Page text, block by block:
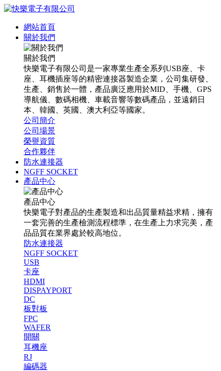
網站首頁
關於我們
關於我們
快樂電子有限公司是一家專業生產全系列USB座、卡
座、耳機插座等的精密連接器製造企業，公司集研發、
生產、銷售於一體，產品廣泛應用於MID、手機、GPS
導航儀、數碼相機、車載音響等數碼產品，並遠銷日
本、韓國、英國、澳大利亞等國家。
公司簡介
公司場景
榮譽資質
合作夥伴
防水連接器
NGFF SOCKET
產品中心
產品中心
快樂電子對產品的生產製造和出品質量精益求精，擁有
一套完善的生產檢測流程標準，在生產上力求完美，產
品品質在業界處於較高地位。
防水連接器
NGFF SOCKET
USB
卡座
HDMI
DISPAYPORT
DC
板對板
FPC
WAFER
開關
耳機座
RJ
編碼器